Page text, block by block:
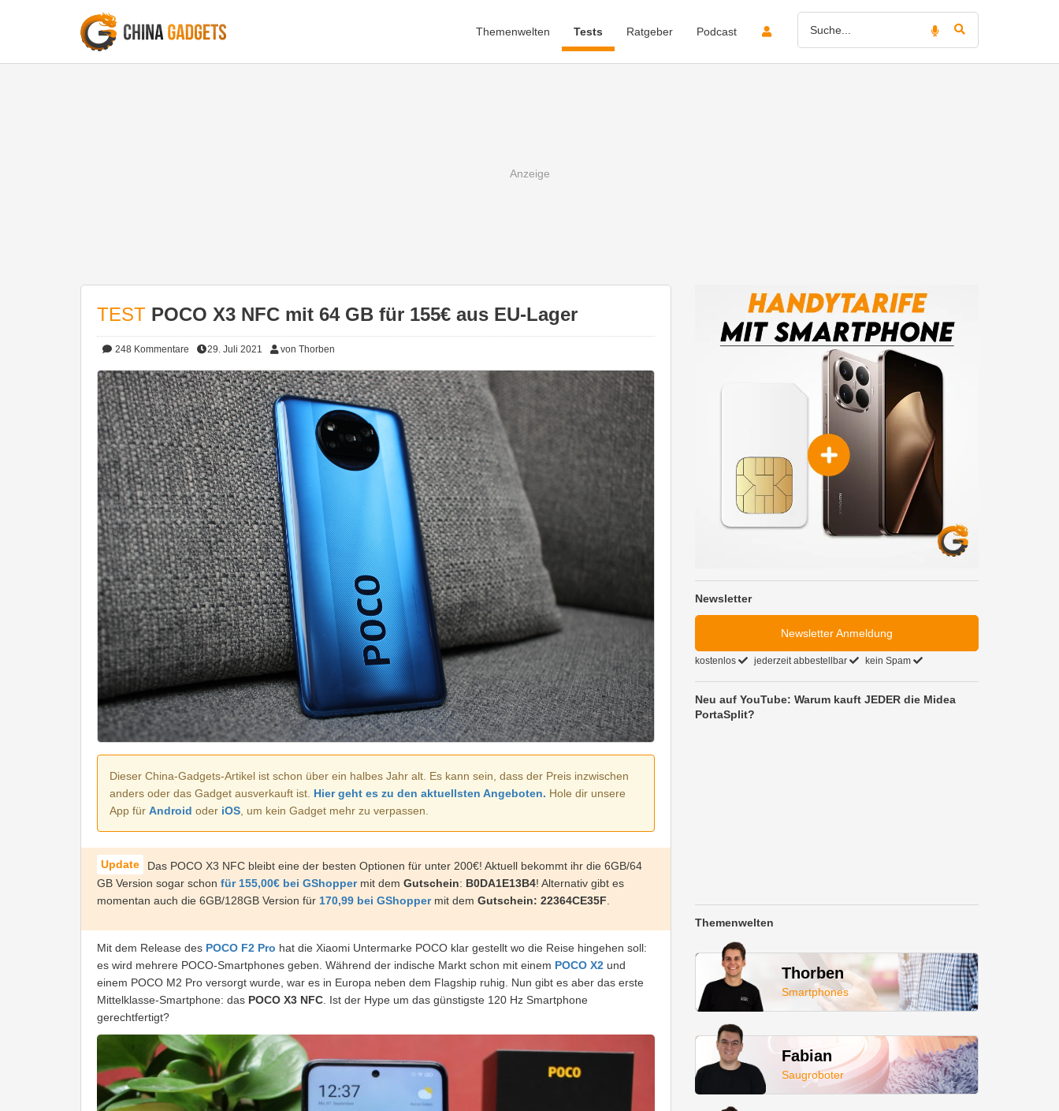
Themenwelten Tests Ratgeber Podcast
TEST POCO X3 NFC mit 64 GB für 155€ aus EU-Lager
248 Kommentare 29. Juli 2021 von Thorben
Dieser China-Gadgets-Artikel ist schon über ein halbes Jahr alt. Es kann sein, dass der Preis inzwischen
anders oder das Gadget ausverkauft ist. Hier geht es zu den aktuellsten Angeboten. Hole dir unsere
App für Android oder iOS , um kein Gadget mehr zu verpassen.
Das POCO X3 NFC bleibt eine der besten Optionen für unter 200€! Aktuell bekommt ihr die 6GB/64
GB Version sogar schon für 155,00€ bei GShopper mit dem Gutschein: B0DA1E13B4! Alternativ gibt es
momentan auch die 6GB/128GB Version für 170,99 bei GShoppermit dem Gutschein: 22364CE35F
Mit dem Release des POCO F2 Pro hat die Xiaomi Untermarke POCO klar gestellt wo die Reise hingehen soll:
es wird mehrere POCO-Smartphones geben. Während der indische Markt schon mit einem POCO X2 und
einem POCO M2 Pro versorgt wurde, war es in Europa neben dem Flagship ruhig. Nun gibt es aber das erste
Mittelklasse-Smartphone: das POCO X3 NFC . Ist der Hype um das günstigste 120 Hz Smartphone
gerechtfertigt?
Newsletter
Newsletter Anmeldung
kostenlos jederzeit abbestellbar kein Spam
Neu auf YouTube: Warum kauft JEDER die Midea
PortaSplit?
Themenwelten
Thorben
Smartphones
Fabian
Saugroboter